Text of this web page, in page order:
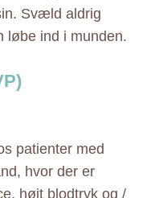
Svæld aldrig
ind i munden.
patienter med
hvor der er
højt blodtryk og /